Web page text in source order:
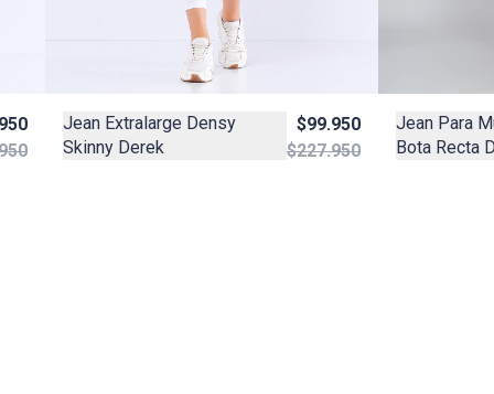
Jean Extralarge Densy
Skinny Derek
$99.950
$227.950
Jean Para
Bota Recta